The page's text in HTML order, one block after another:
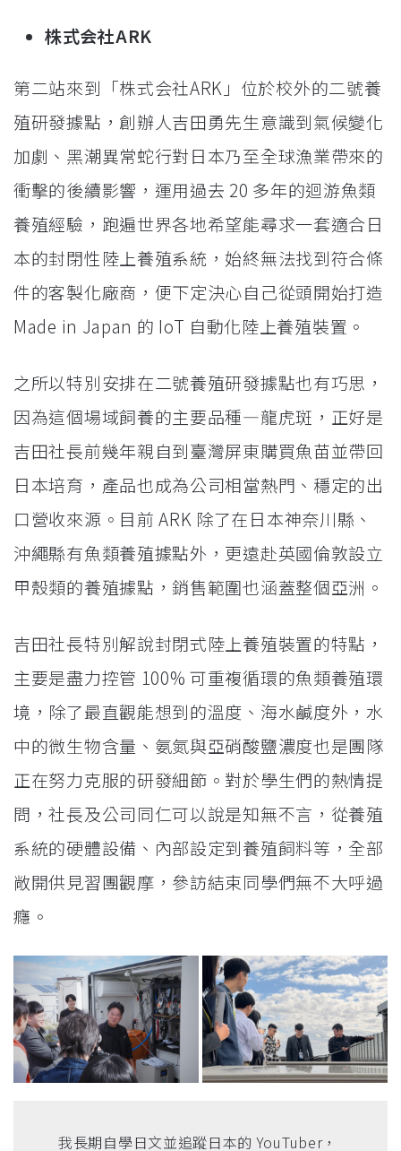
株式会社ARK
第二站來到「株式会社ARK」位於校外的二號養
殖研發據點，創辦人吉田勇先生意識到氣候變化
加劇、黑潮異常蛇行對日本乃至全球漁業帶來的
衝擊的後續影響，運用過去 20 多年的迴游魚類
養殖經驗，跑遍世界各地希望能尋求一套適合日
本的封閉性陸上養殖系統，始終無法找到符合條
件的客製化廠商，便下定決心自己從頭開始打造
Made in Japan 的 IoT 自動化陸上養殖裝置。
之所以特別安排在二號養殖研發據點也有巧思，
因為這個場域飼養的主要品種—龍虎斑，正好是
吉田社長前幾年親自到臺灣屏東購買魚苗並帶回
日本培育，產品也成為公司相當熱門、穩定的出
口營收來源。目前 ARK 除了在日本神奈川縣、
沖繩縣有魚類養殖據點外，更遠赴英國倫敦設立
甲殼類的養殖據點，銷售範圍也涵蓋整個亞洲。
吉田社長特別解說封閉式陸上養殖裝置的特點，
主要是盡力控管 100% 可重複循環的魚類養殖環
境，除了最直觀能想到的溫度、海水鹹度外，水
中的微生物含量、氨氮與亞硝酸鹽濃度也是團隊
正在努力克服的研發細節。對於學生們的熱情提
問，社長及公司同仁可以說是知無不言，從養殖
系統的硬體設備、內部設定到養殖飼料等，全部
敞開供見習團觀摩，參訪結束同學們無不大呼過
癮。
我長期自學日文並追蹤日本的 YouTuber，